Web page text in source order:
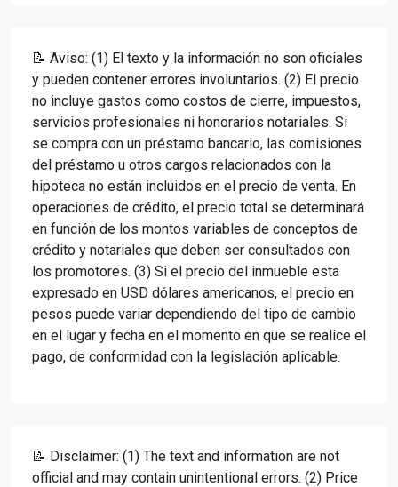
📝 Aviso: (1) El texto y la información no son oficiales
y pueden contener errores involuntarios. (2) El precio
no incluye gastos como costos de cierre, impuestos,
servicios profesionales ni honorarios notariales. Si
se compra con un préstamo bancario, las comisiones
del préstamo u otros cargos relacionados con la
hipoteca no están incluidos en el precio de venta. En
operaciones de crédito, el precio total se determinará
en función de los montos variables de conceptos de
crédito y notariales que deben ser consultados con
los promotores. (3) Si el precio del inmueble esta
expresado en USD dólares americanos, el precio en
pesos puede variar dependiendo del tipo de cambio
en el lugar y fecha en el momento en que se realice el
pago, de conformidad con la legislación aplicable.
📝 Disclaimer: (1) The text and information are not
official and may contain unintentional errors. (2) Price